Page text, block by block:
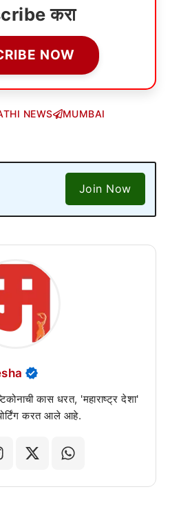
करा
NOW
NEWS
MUMBAI
Join Now
कास धरत, 'महाराष्ट्र देशा'
करत आले आहे.